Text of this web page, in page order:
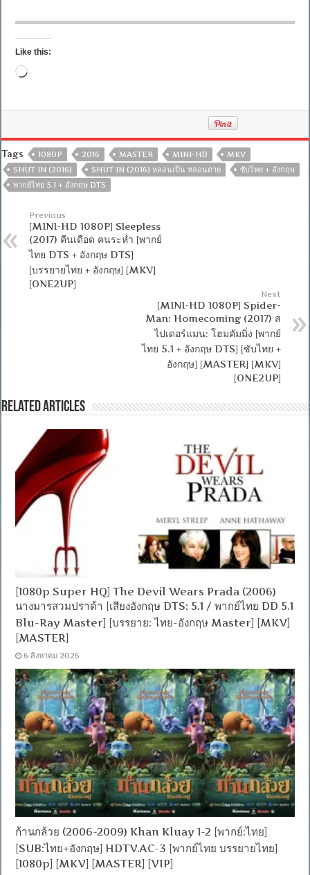
Like this:
Loading…
Tags 1080P 2016 MASTER MINI-HD
MKV
SHUT IN (2016)
SHUT IN (2016) หลอนเป็น หลอนตาย
ซับไทย + อังกฤษ
พากย์ไทย 5.1 + อังกฤษ DTS
Previous
[MINI-HD 1080P] Sleepless
(2017) คืนเดือด คนระห่ำ [พากย์
ไทย DTS + อังกฤษ DTS]
[บรรยายไทย + อังกฤษ] [MKV]
[ONE2UP]
Next
[MINI-HD 1080P] Spider-
Man: Homecoming (2017) ส
ไปเดอร์แมน: โฮมคัมมิ่ง [พากย์
ไทย 5.1 + อังกฤษ DTS] [ซับไทย +
อังกฤษ] [MASTER] [MKV]
[ONE2UP]
Related Articles
[1080p Super HQ] The Devil Wears Prada (2006)
นางมารสวมปราด้า [เสียงอังกฤษ DTS: 5.1 / พากย์ไทย DD 5.1
Blu-Ray Master] [บรรยาย: ไทย-อังกฤษ Master] [MKV]
[MASTER]
6 สิงหาคม 2026
ก้านกล้วย (2006-2009) Khan Kluay 1-2 [พากย์:ไทย]
[SUB:ไทย+อังกฤษ] HDTV.AC-3 [พากย์ไทย บรรยายไทย]
[1080p] [MKV] [MASTER] [VIP]